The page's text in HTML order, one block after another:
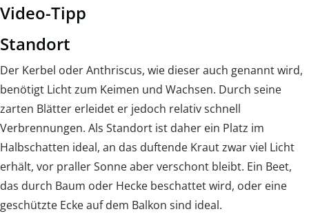
Video-Tipp
Standort
Der Kerbel oder Anthriscus, wie dieser auch genannt wird,
benötigt Licht zum Keimen und Wachsen. Durch seine
zarten Blätter erleidet er jedoch relativ schnell
Verbrennungen. Als Standort ist daher ein Platz im
Halbschatten ideal, an das duftende Kraut zwar viel Licht
erhält, vor praller Sonne aber verschont bleibt. Ein Beet,
das durch Baum oder Hecke beschattet wird, oder eine
geschützte Ecke auf dem Balkon sind ideal.